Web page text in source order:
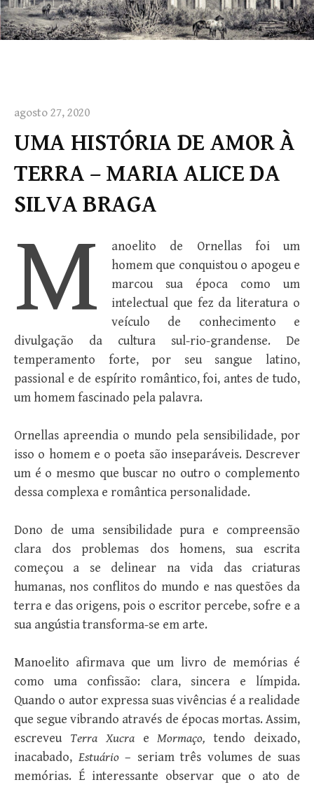
agosto 27, 2020
UMA HISTÓRIA DE AMOR À
TERRA – MARIA ALICE DA
SILVA BRAGA
M
anoelito de Ornellas foi um
homem que conquistou o apogeu e
marcou sua época como um
intelectual que fez da literatura o
veículo de conhecimento e
divulgação da cultura sul-rio-grandense. De
temperamento forte, por seu sangue latino,
passional e de espírito romântico, foi, antes de tudo,
um homem fascinado pela palavra.
Ornellas apreendia o mundo pela sensibilidade, por
isso o homem e o poeta são inseparáveis. Descrever
um é o mesmo que buscar no outro o complemento
dessa complexa e romântica personalidade.
Dono de uma sensibilidade pura e compreensão
clara dos problemas dos homens, sua escrita
começou a se delinear na vida das criaturas
humanas, nos conflitos do mundo e nas questões da
terra e das origens, pois o escritor percebe, sofre e a
sua angústia transforma-se em arte.
Manoelito afirmava que um livro de memórias é
como uma confissão: clara, sincera e límpida.
Quando o autor expressa suas vivências é a realidade
que segue vibrando através de épocas mortas. Assim,
escreveu Terra XucraeMormaço,tendo deixado,
inacabado, Estuário– seriam três volumes de suas
memórias. É interessante observar que o ato de